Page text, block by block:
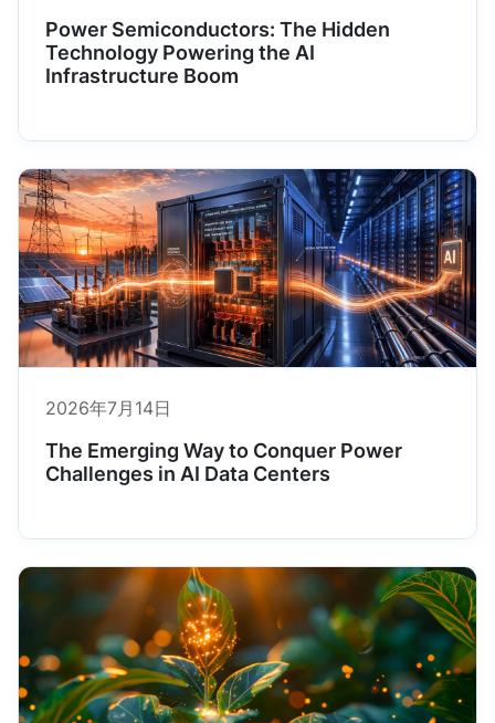
Power Semiconductors: The Hidden
Technology Powering the AI
Infrastructure Boom
2026年7月14日
The Emerging Way to Conquer Power
Challenges in AI Data Centers